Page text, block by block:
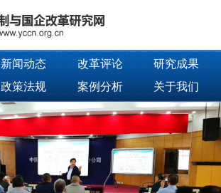
新闻动态 改革评论
研究成果
政策法规 案例分析 关于我们